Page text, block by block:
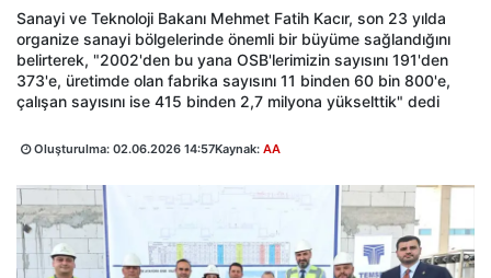
Sanayi ve Teknoloji Bakanı Mehmet Fatih Kacır, son 23 yılda
organize sanayi bölgelerinde önemli bir büyüme sağlandığını
belirterek, "2002'den bu yana OSB'lerimizin sayısını 191'den
373'e, üretimde olan fabrika sayısını 11 binden 60 bin 800'e,
çalışan sayısını ise 415 binden 2,7 milyona yükselttik" dedi
Oluşturulma: 02.06.2026 14:57Kaynak: AA